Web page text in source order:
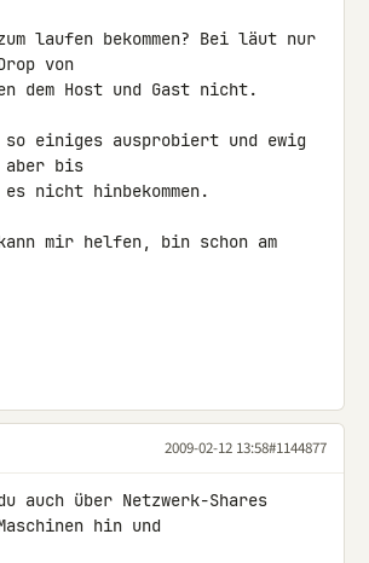
laufen bekommen? Bei läut nur
von
dem Host und Gast nicht.
so einiges ausprobiert und ewig
bis
nicht hinbekommen.
mir helfen, bin schon am
2009-02-12 13:58#1144877
auch über Netzwerk-Shares
hin und